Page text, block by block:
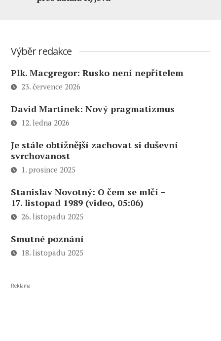
Výběr redakce
Plk. Macgregor: Rusko není nepřítelem
23. července 2026
David Martinek: Nový pragmatizmus
12. ledna 2026
Je stále obtížnější zachovat si duševní
svrchovanost
1. prosince 2025
Stanislav Novotný: O čem se mlčí –
17. listopad 1989 (video, 05:06)
26. listopadu 2025
Smutné poznání
18. listopadu 2025
Reklama